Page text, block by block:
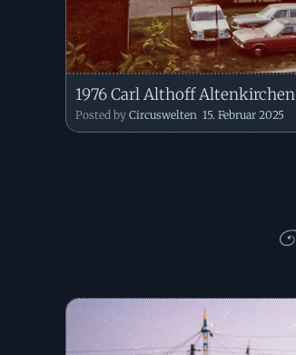
1976 Carl Althoff Altenkirchen
Posted by Circuswelten 15. Februar 2025